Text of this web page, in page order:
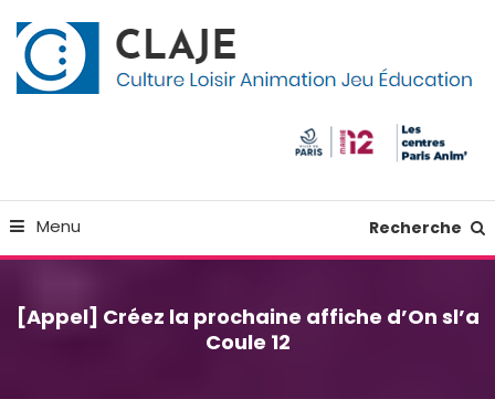
To
Content
Menu Recherche
[Appel] Créez la prochaine affiche d’On sl’a
Coule 12